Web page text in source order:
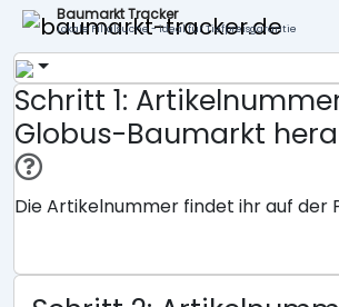
Baumarkt Tracker
Lokale Filialsuche - ideal für Tiefpreisgarantie
Schritt 1:
Globus-Baumarkt
Die Artikelnummer findet ihr auf der